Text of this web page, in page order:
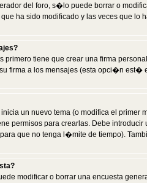
del foro, s�lo puede borrar o
ha sido modificado y las veces que lo
primero tiene que crear una firma
firma a los mensajes (esta opci�n est�
un nuevo tema (o modifica el
permisos para crearlas. Debe
para que no tenga l�mite de tiempo).
modificar o borrar una encuesta